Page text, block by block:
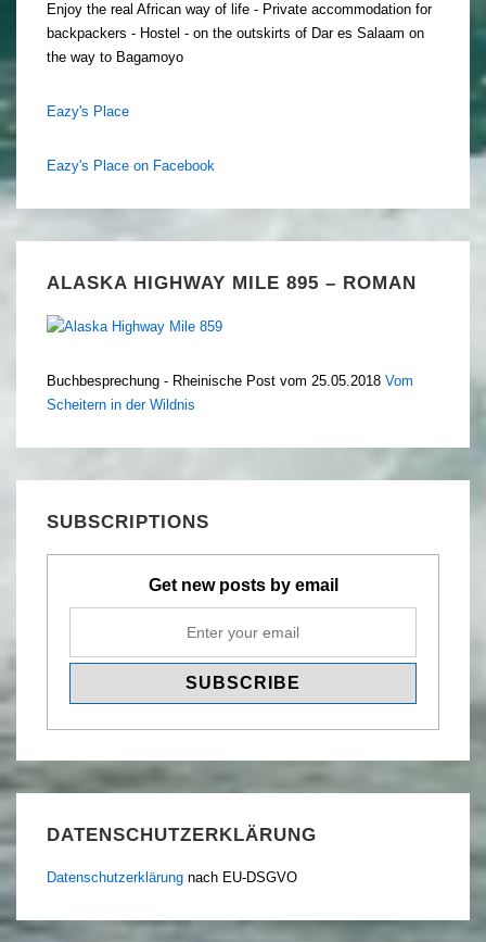
Enjoy the real African way of life - Private accommodation for
backpackers - Hostel - on the outskirts of Dar es Salaam on
the way to Bagamoyo
Eazy's Place
Eazy's Place on Facebook
ALASKA HIGHWAY MILE 895 – ROMAN
Buchbesprechung - Rheinische Post vom 25.05.2018 Vom
Scheitern in der Wildnis
SUBSCRIPTIONS
Get new posts by email
DATENSCHUTZERKLÄRUNG
Datenschutzerklärung nach EU-DSGVO